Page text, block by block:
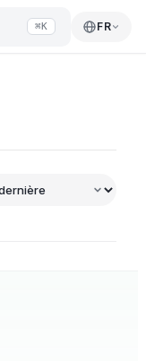
⌘K FR